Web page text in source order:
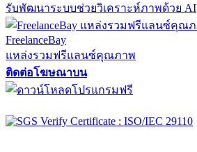
รับพัฒนาระบบช่วยวิเคราะห์ภาพด้วย AI
FreelanceBay
แหล่งรวมฟรีแลนซ์คุณภาพ
ติดต่อโฆษณาบน